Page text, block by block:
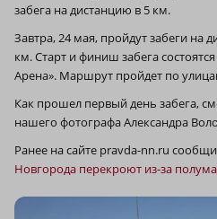
забега на дистанцию в 5 км.
Завтра, 24 мая, пройдут забеги на
км. Старт и финиш забега
Арена». Маршрут пройдет по
Как прошел первый день забега,
нашего фотографа Александра
Ранее на сайте pravda-nn.ru
Новгорода перекроют из-за